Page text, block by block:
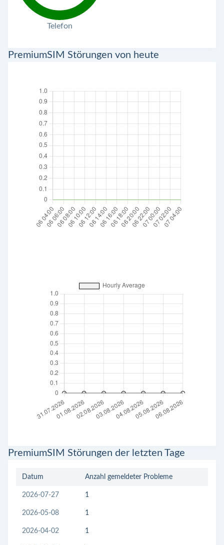
Telefon
PremiumSIM Störungen von heute
PremiumSIM Störungen der letzten Tage
Datum Anzahl gemeldeter Probleme
2026-07-27 1
2026-05-08 1
2026-04-02 1